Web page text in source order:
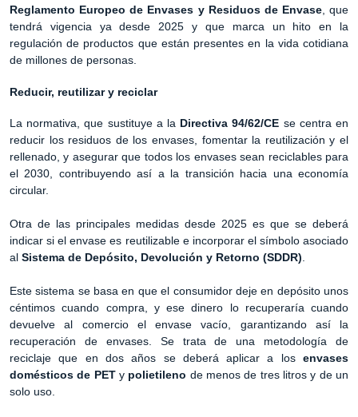
Reglamento Europeo de Envases y Residuos de Envase, que
tendrá vigencia ya desde 2025 y que marca un hito en la
regulación de productos que están presentes en la vida cotidiana
de millones de personas.
Reducir, reutilizar y reciclar
La normativa, que sustituye a la Directiva 94/62/CE se centra en
reducir los residuos de los envases, fomentar la reutilización y el
rellenado, y asegurar que todos los envases sean reciclables para
el 2030, contribuyendo así a la transición hacia una economía
circular.
Otra de las principales medidas desde 2025 es que se deberá
indicar si el envase es reutilizable e incorporar el símbolo asociado
al Sistema de Depósito, Devolución y Retorno (SDDR)
Este sistema se basa en que el consumidor deje en depósito unos
céntimos cuando compra, y ese dinero lo recuperaría cuando
devuelve al comercio el envase vacío, garantizando así la
recuperación de envases. Se trata de una metodología de
reciclaje que en dos años se deberá aplicar a los envases
domésticos de PET y polietileno de menos de tres litros y de un
solo uso.